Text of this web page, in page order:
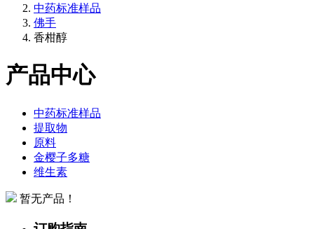
中药标准样品
佛手
香柑醇
产品中心
中药标准样品
提取物
原料
金樱子多糖
维生素
暂无产品！